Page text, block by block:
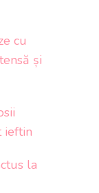
cu
și
ieftin
la